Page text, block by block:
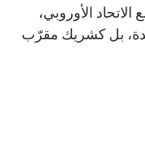
الأوروبي،
بل كشريك مقرّب